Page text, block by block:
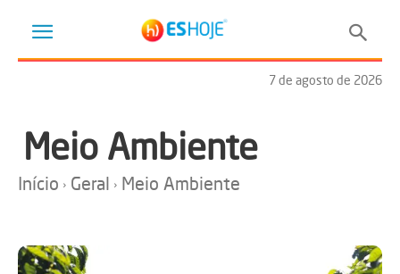
7 de agosto de 2026
Meio Ambiente
Início Geral Meio Ambiente